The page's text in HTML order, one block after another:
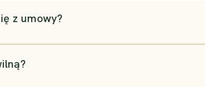
z umowy?